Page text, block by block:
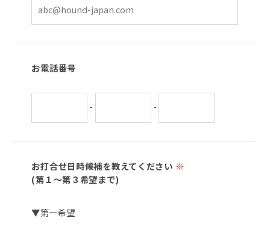
お電話番号
- -
お打合せ日時候補を教えてください ※
(第１～第３希望まで)
▼第一希望